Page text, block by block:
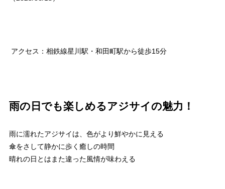
アクセス：相鉄線星川駅・和田町駅から徒歩15分
雨の日でも楽しめるアジサイの魅力！
雨に濡れたアジサイは、色がより鮮やかに見える
傘をさして静かに歩く癒しの時間
晴れの日とはまた違った風情が味わえる